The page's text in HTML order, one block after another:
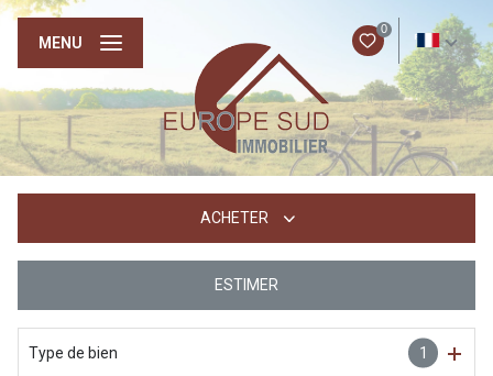
0
FR
MENU
ACHETER
ESTIMER
Type de bien 1